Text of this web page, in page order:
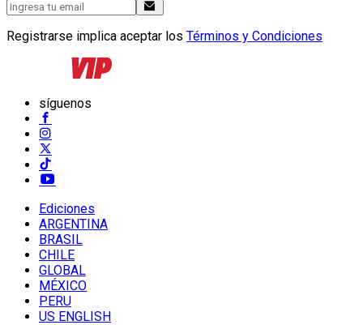
Registrarse implica aceptar los Términos y Condiciones
síguenos
Ediciones
ARGENTINA
BRASIL
CHILE
GLOBAL
MÉXICO
PERU
US ENGLISH